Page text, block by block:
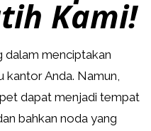
Kami!
dalam menciptakan
kantor Anda. Namun,
dapat menjadi tempat
bahkan noda yang